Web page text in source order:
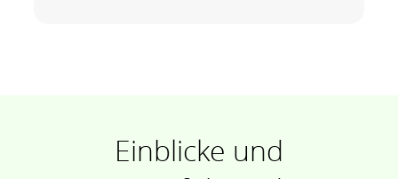
Einblicke und